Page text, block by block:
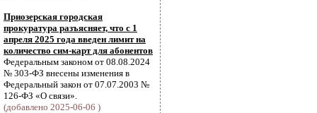
Приозерская городская
прокуратура разъясняет, что с 1
апреля 2025 года введен лимит на
количество сим-карт для абонентов
Федеральным законом от 08.08.2024
№ 303-ФЗ внесены изменения в
Федеральный закон от 07.07.2003 №
126-ФЗ «О связи».
(добавлено 2025-06-06 )